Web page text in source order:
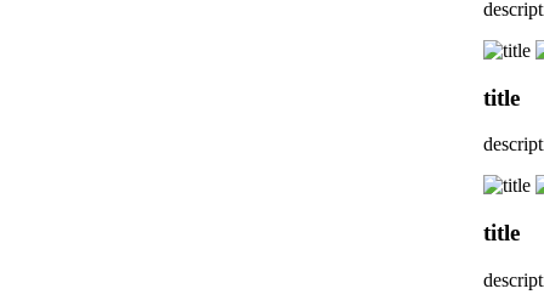
title
title